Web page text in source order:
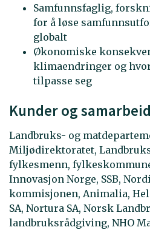
Samfunnsfaglig,
for å løse
globalt
Økonomiske
klimaendringer og
tilpasse seg
Kunder og
Landbruks- og
Miljødirektoratet,
fylkesmenn,
Innovasjon Norge, SSB,
kommisjonen, Animalia,
SA, Nortura SA, Norsk
landbruksrådgiving, NHO